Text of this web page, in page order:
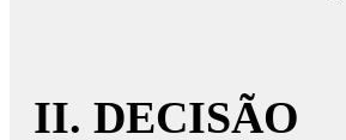
II. DECISÃO